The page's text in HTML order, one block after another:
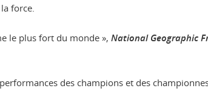
force.
le plus fort du monde », National Geographic
des champions et des